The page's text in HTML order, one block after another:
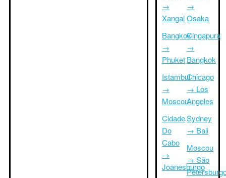
→
Xangai
Bangkok
→
Phuket
Istambul
→
Moscou
Cidade
Do
Cabo
→
Joanesburgo
→
Osaka
Cingapura
→
Bangkok
Chicago
→ Los
Angeles
Sydney
→ Bali
Moscou
→ São